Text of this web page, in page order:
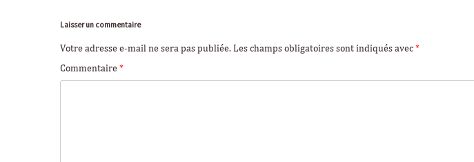
Laisser un commentaire
Votre adresse e-mail ne sera pas publiée. Les champs obligatoires sont indiqués avec *
Commentaire *